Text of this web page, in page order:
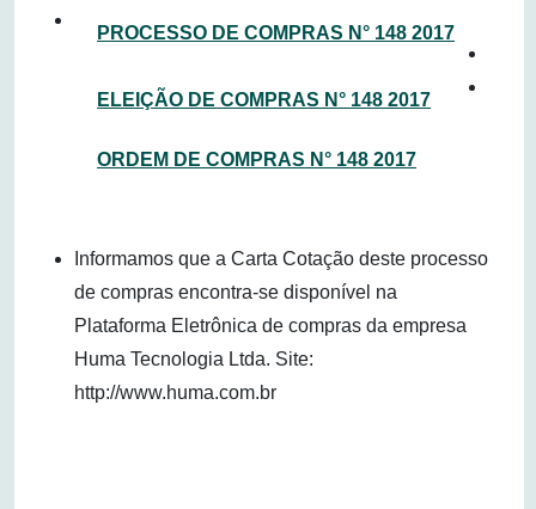
PROCESSO DE COMPRAS N° 148 2017
ELEIÇÃO DE COMPRAS N° 148 2017
ORDEM DE COMPRAS N° 148 2017
Informamos que a Carta Cotação deste processo
de compras encontra-se disponível na
Plataforma Eletrônica de compras da empresa
Huma Tecnologia Ltda. Site:
http://www.huma.com.br